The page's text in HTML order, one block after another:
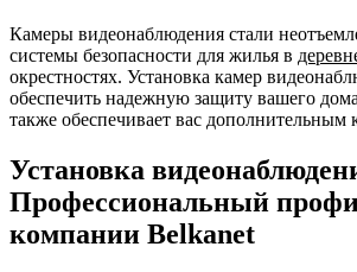
Камеры видеонаблюдения стали
системы безопасности для жилья в
окрестностях. Установка камер
обеспечить надежную защиту вашего
также обеспечивает вас дополнительным
Установка
Профессиональный
компании Belkanet